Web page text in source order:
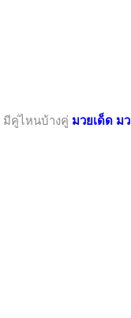
มีคู่ไหนบ้างคู่ มวยเด็ด ม